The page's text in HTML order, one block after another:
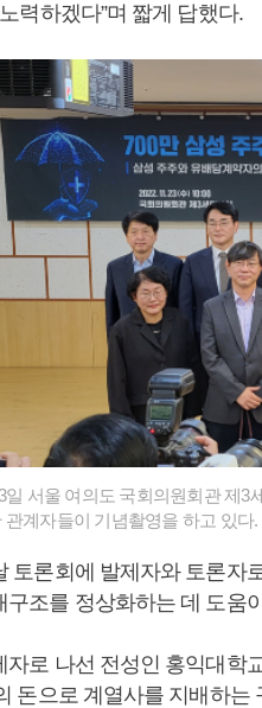
노력하겠다”며 짧게 답했다.
일 서울 여의도 국회의원회관 제3
관계자들이 기념촬영을 하고 있다
토론회에 발제자와 토론자
구조를 정상화하는 데 도움
자로 나선 전성인 홍익대학
돈으로 계열사를 지배하는